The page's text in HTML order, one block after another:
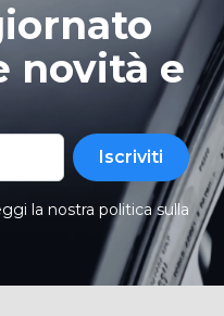
novità e
Iscriviti
la nostra politica sulla